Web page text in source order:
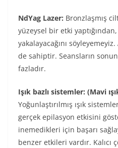
NdYag Lazer: Bronzlaşmış
yüzeysel bir etki yaptığından,
yakalayacağını
de sahiptir. Seansların
fazladır.
Işık bazlı sistemler: (Mavi
Yoğunlaştırılmış ışık
gerçek epilasyon etkisini
inemedikleri için başarı
benzer etkileri vardır. Kalıcı